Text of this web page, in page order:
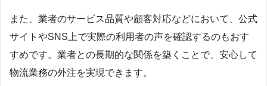
また、業者のサービス品質や顧客対応などにおいて、公式
サイトやSNS上で実際の利用者の声を確認するのもおす
すめです。業者との長期的な関係を築くことで、安心して
物流業務の外注を実現できます。